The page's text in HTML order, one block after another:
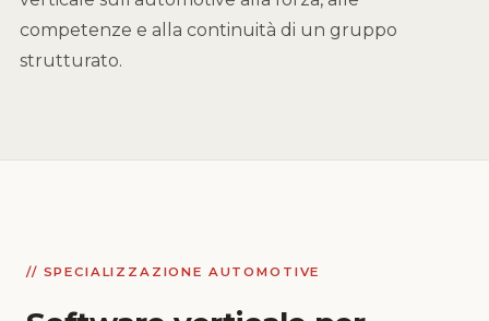
competenze e alla continuità di un gruppo
strutturato.
// SPECIALIZZAZIONE AUTOMOTIVE